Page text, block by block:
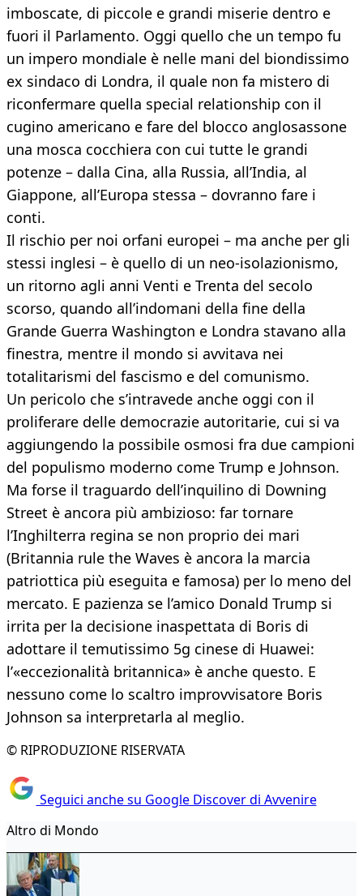
imboscate, di piccole e grandi miserie dentro e
fuori il Parlamento. Oggi quello che un tempo fu
un impero mondiale è nelle mani del biondissimo
ex sindaco di Londra, il quale non fa mistero di
riconfermare quella special relationship con il
cugino americano e fare del blocco anglosassone
una mosca cocchiera con cui tutte le grandi
potenze – dalla Cina, alla Russia, all’India, al
Giappone, all’Europa stessa – dovranno fare i
conti.
Il rischio per noi orfani europei – ma anche per gli
stessi inglesi – è quello di un neo-isolazionismo,
un ritorno agli anni Venti e Trenta del secolo
scorso, quando all’indomani della fine della
Grande Guerra Washington e Londra stavano alla
finestra, mentre il mondo si avvitava nei
totalitarismi del fascismo e del comunismo.
Un pericolo che s’intravede anche oggi con il
proliferare delle democrazie autoritarie, cui si va
aggiungendo la possibile osmosi fra due campioni
del populismo moderno come Trump e Johnson.
Ma forse il traguardo dell’inquilino di Downing
Street è ancora più ambizioso: far tornare
l’Inghilterra regina se non proprio dei mari
(Britannia rule the Waves è ancora la marcia
patriottica più eseguita e famosa) per lo meno del
mercato. E pazienza se l’amico Donald Trump si
irrita per la decisione inaspettata di Boris di
adottare il temutissimo 5g cinese di Huawei:
l’«eccezionalità britannica» è anche questo. E
nessuno come lo scaltro improvvisatore Boris
Johnson sa interpretarla al meglio.
© RIPRODUZIONE RISERVATA
Seguici anche su Google Discover di Avvenire
Altro di Mondo